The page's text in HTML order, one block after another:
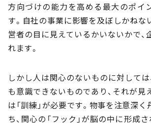
方向づけの能力を高める最大のポイン
す。自社の事業に影響を及ぼしかねな
営者の目に見えているかいないかで、
れます。
しかし人は関心のないものに対しては
も意識できないものであり、それが見
は「訓練」が必要です。物事を注意深
ち、関心の「フック」が脳の中に形成